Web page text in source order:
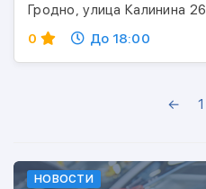
Гродно, улица Калинина 26
0
До 18:00
← 1
НОВОСТИ